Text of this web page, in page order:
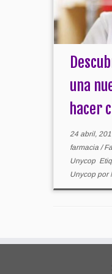
una
hacer
24 abril,
farmacia /
Unycop
Unycop por